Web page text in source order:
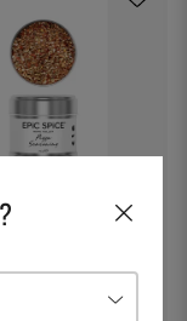
Kryddblandning, 75